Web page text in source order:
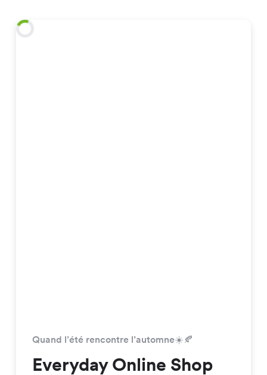
Quand l’été rencontre l’automne☀️🍂
Everyday Online Shop